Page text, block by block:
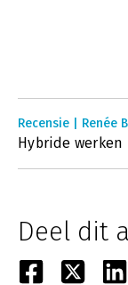
Recensie | Renée
Hybride werken
Deel dit